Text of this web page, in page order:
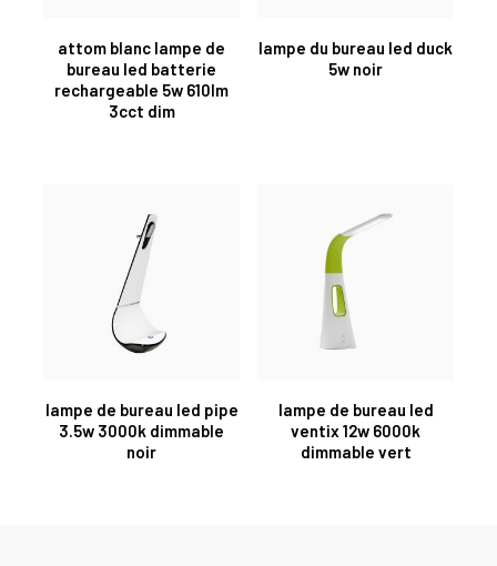
attom blanc lampe de
bureau led batterie
rechargeable 5w 610lm
3cct dim
lampe du bureau led duck
5w noir
lampe de bureau led pipe
3.5w 3000k dimmable
noir
lampe de bureau led
ventix 12w 6000k
dimmable vert